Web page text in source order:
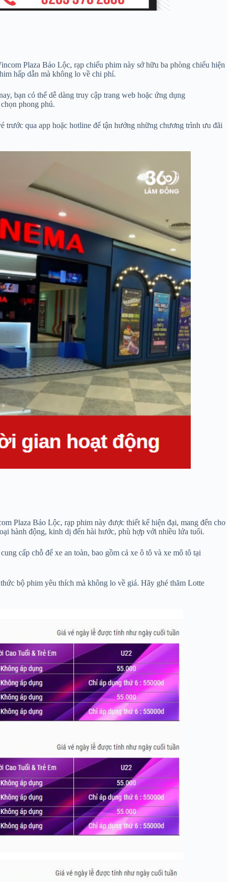
Plaza Bảo Lộc, rạp chiếu phim này sở hữu ba phòng chiếu hiện
hấp dẫn mà không lo về chi phí.
bạn có thể dễ dàng truy cập trang web hoặc ứng dụng
phong phú.
trước qua app hoặc hotline để tận hưởng những chương trình ưu đãi
Plaza Bảo Lộc, rạp phim này được thiết kế hiện đại, mang đến cho
hành động, kinh dị đến hài hước, phù hợp với nhiều lứa tuổi.
cấp chỗ để xe an toàn, bao gồm cả xe ô tô và xe mô tô tại
bộ phim yêu thích mà không lo về giá. Hãy ghé thăm Lotte